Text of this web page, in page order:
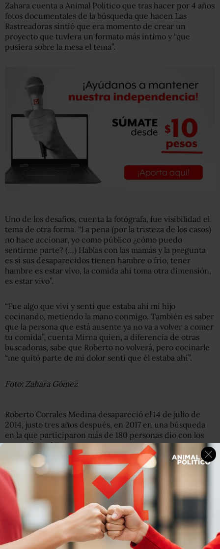
Zahara cuenta a Animal Político que tras hacer por 4 años
fotos documentales de la búsqueda que hacen Las
Rastreadoras sintió que era momento de crear un
proyecto que tuviera un formato más íntimo y “que
pusiera sobre la mesa el tema”.
Uno de los desafíos, cuenta la fotógrafa, fue visibilidad el
tema de otra forma. “La pena (por la tristeza de los casos)
no hace accionar, yo como público ¿cómo puedo
sentirme parte? (…) Hablas con las mamás y la pregunta
es si sus desaparecidos tienen hambre o frío, tener
hambre es estar vivo, la comida ahí toma otra dimensión,
es estar vivo”.
“Fue algo que viví y sentí que estaba ahí mi hijo
cocinando, metiendo la mano conmigo. También es saber
que la persona que está ausente ya no va a volver a comer
tu comida”, cuenta Mirna quien, a diferencia de otras
buscadoras, sabe que Roberto no volverá, pero cocinarle
“me quitó parte de mi dolor sentí que él estaba ahí”.
Foto: Zahara Gómez
Roberto Corrales Medina desapareció el 14 de julio de
2014, justo tres años después, en 2017 en una búsqueda
en la que participaron más de 180 personas dio con los
restos de su hijo.
Debido al poco trabajo de las autoridades en el caso de
Roberto, Mirna comenzó la búsqueda, a la que se unirían
– con el paso del tiempo – más de 130 mujeres que
buscan con pala y pico a sus tesoros, como ellas llaman a
sus desaparecidos.
Hasta el momento han podido localizar los restos de 195
personas, el 75% de los encontrados han sido